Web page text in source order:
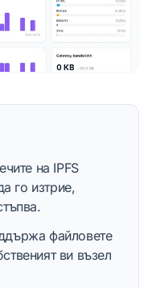
на IPFS
го изтрие,
файловете
ви възел